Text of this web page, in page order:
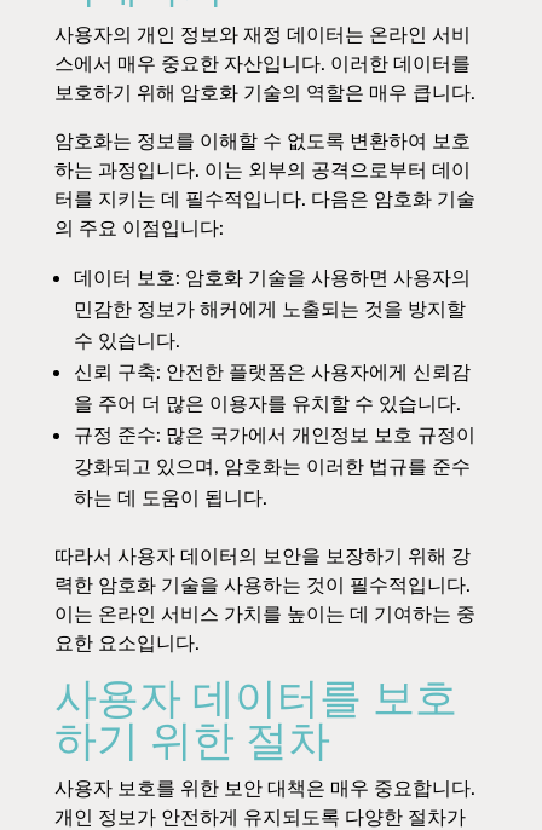
사용자의 개인 정보와 재정 데이터는 온라인 서비
스에서 매우 중요한 자산입니다. 이러한 데이터를
보호하기 위해 암호화 기술의 역할은 매우 큽니다.
암호화는 정보를 이해할 수 없도록 변환하여 보호
하는 과정입니다. 이는 외부의 공격으로부터 데이
터를 지키는 데 필수적입니다. 다음은 암호화 기술
의 주요 이점입니다:
데이터 보호: 암호화 기술을 사용하면 사용자의
민감한 정보가 해커에게 노출되는 것을 방지할
수 있습니다.
신뢰 구축: 안전한 플랫폼은 사용자에게 신뢰감
을 주어 더 많은 이용자를 유치할 수 있습니다.
규정 준수: 많은 국가에서 개인정보 보호 규정이
강화되고 있으며, 암호화는 이러한 법규를 준수
하는 데 도움이 됩니다.
따라서 사용자 데이터의 보안을 보장하기 위해 강
력한 암호화 기술을 사용하는 것이 필수적입니다.
이는 온라인 서비스 가치를 높이는 데 기여하는 중
요한 요소입니다.
사용자 데이터를 보호
하기 위한 절차
사용자 보호를 위한 보안 대책은 매우 중요합니다.
개인 정보가 안전하게 유지되도록 다양한 절차가